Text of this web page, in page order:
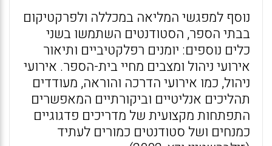
נוסף למפגשי המליאה במכללה ולפרקטיקום
בבתי הספר, הסטודנטים השתמשו בשני
כלים נוספים: יומנים רפלקטיביים ותיאור
אירועי ניהול ומצבים מחיי בית-הספר. אירועי
ניהול, כמו אירועי הדרכה והוראה, מעודדים
תהליכים אנליטיים וביקורתיים המאפשרים
התפתחות מקצועית של מדריכים פדגוגיים
כמנחים ושל סטודנטים כמורים לעתיד